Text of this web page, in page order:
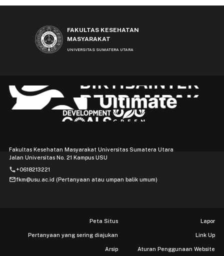
FAKULTAS KESEHATAN
MASYARAKAT
UNIVERSITAS SUMATERA UTARA
Fakultas Kesehatan Masyarakat Universitas Sumatera Utara
Jalan Universitas No. 21 Kampus USU
phone+0618213221
mailfkm@usu.ac.id (Pertanyaan atau umpan balik umum)
Peta Situs Lapor
Pertanyaan yang sering diajukan Link Up
Arsip Aturan Penggunaan Website